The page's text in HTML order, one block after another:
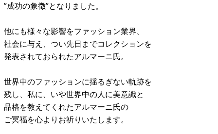
”成功の象徴”となりました。
他にも様々な影響をファッション業界、
社会に与え、つい先日までコレクションを
発表されておられたアルマーニ氏。
世界中のファッションに揺るぎない軌跡を
残し、私に、いや世界中の人に美意識と
品格を教えてくれたアルマーニ氏の
ご冥福を心よりお祈りいたします。